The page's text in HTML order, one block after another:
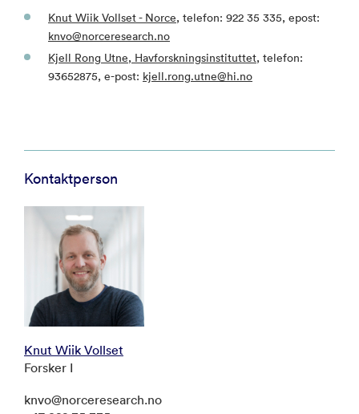
Knut Wiik Vollset - Norce, telefon: 922 35 335, epost:
knvo@norceresearch.no
Kjell Rong Utne, Havforskningsinstituttet, telefon:
93652875, e-post: kjell.rong.utne@hi.no
Kontaktperson
Knut Wiik Vollset
Forsker I
knvo@norceresearch.no